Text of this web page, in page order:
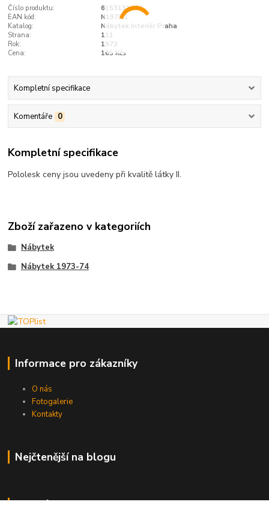
Číslo produktu:
6153131484
EAN kód:
N1973I1
Katalog:
Nábytek Interiér Praha
Strana:
111
Rok:
1973
Cena:
165 Kčs
Kompletní specifikace
Komentáře 0
Kompletní specifikace
Pololesk ceny jsou uvedeny při kvalitě látky II.
Zboží zařazeno v kategoriích
Nábytek
Nábytek 1973-74
Informace pro zákazníky
O nás
Fotogalerie
Kontakty
Nejčtenější na blogu
Kde nás najdete